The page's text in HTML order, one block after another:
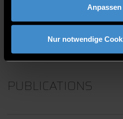
Anpassen
Nur notwendige
You will find open theses at
https://ilearn.th-deg.de/blog/
userid=63750
PUBLICATIONS